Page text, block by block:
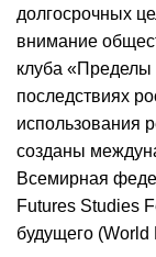
долгосрочных
внимание
клуба
последствиях
использования
созданы
Всемирная
Futures Studies
будущего (World